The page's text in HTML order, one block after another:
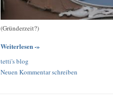
(Gründerzeit?)
Weiterlesen -»
tetti's blog
Neuen Kommentar schreiben